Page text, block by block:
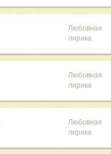
Любовная
лирика
Любовная
лирика
Любовная
лирика